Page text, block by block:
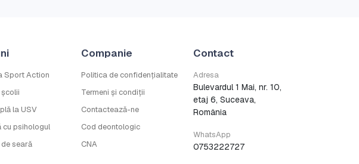
Sport Action
la USV
cu psihologul
seară
Companie
Politica de confidențialitate
Termeni și condiții
Contactează-ne
Cod deontologic
CNA
Contact
Adresa
Bulevardul 1 Mai, nr. 10,
etaj 6, Suceava,
România
WhatsApp
0753222727